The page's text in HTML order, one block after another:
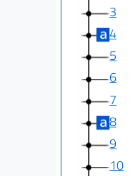
3
4
5
6
7
8
9
10